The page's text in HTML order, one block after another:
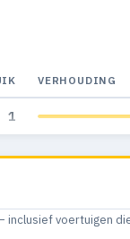
VERHOUDING
1
voertuigen